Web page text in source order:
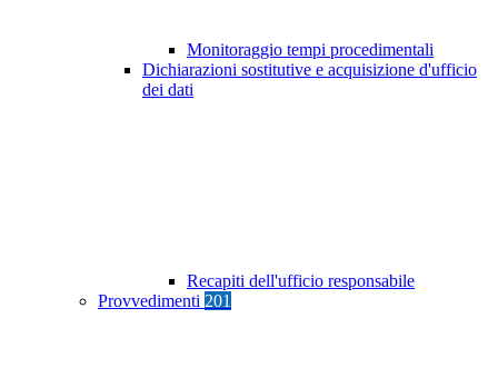
Monitoraggio tempi procedimentali
Dichiarazioni sostitutive e acquisizione d'ufficio
dei dati
Recapiti dell'ufficio responsabile
Provvedimenti 201